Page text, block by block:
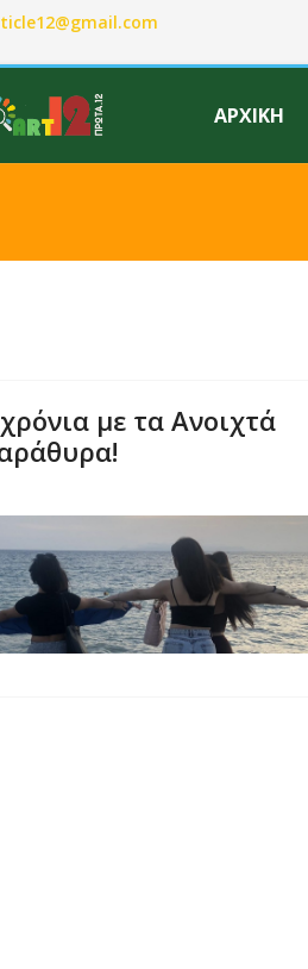
ΑΡΧΙΚΗ
με τα Ανοιχτά